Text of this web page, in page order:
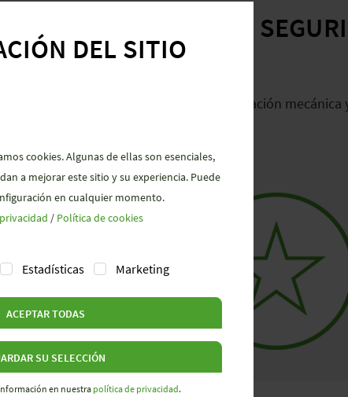
ALTO GRADO DE
Sin errores, gracias a la codificación
DEL SITIO
cookies. Algunas de ellas son esenciales,
a mejorar este sitio y su experiencia. Puede
en cualquier momento.
/ Política de cookies
Estadísticas Marketing
ACEPTAR TODAS
SU SELECCIÓN
en nuestra política de privacidad.